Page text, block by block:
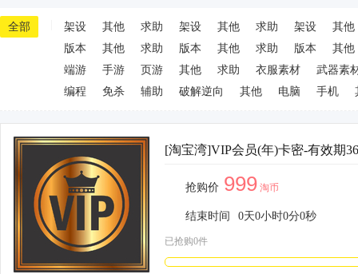
全部 架设 其他 求助 架设 其他 求助 架设
其他
版本
其他 求助 版本 其他 求助 版本
其他
端游
手游 页游 其他 求助 衣服素材
武器素
编程
免杀 辅助 破解逆向 其他 电脑 手机
[淘宝湾]VIP会员(年)卡密-有效期
抢购价 999 淘币
结束时间 0天0小时0分0秒
已抢购0件